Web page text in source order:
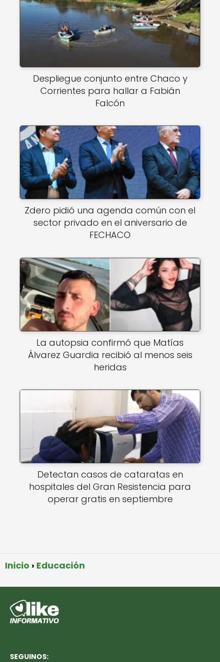
Despliegue conjunto entre Chaco y
Corrientes para hallar a Fabián
Falcón
Zdero pidió una agenda común con el
sector privado en el aniversario de
FECHACO
La autopsia confirmó que Matías
Álvarez Guardia recibió al menos seis
heridas
Detectan casos de cataratas en
hospitales del Gran Resistencia para
operar gratis en septiembre
Inicio Educación
SEGUINOS: